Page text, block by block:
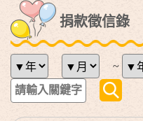
捐款徵信錄
~